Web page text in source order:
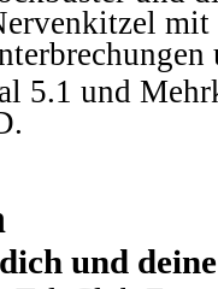
5.1 und
und